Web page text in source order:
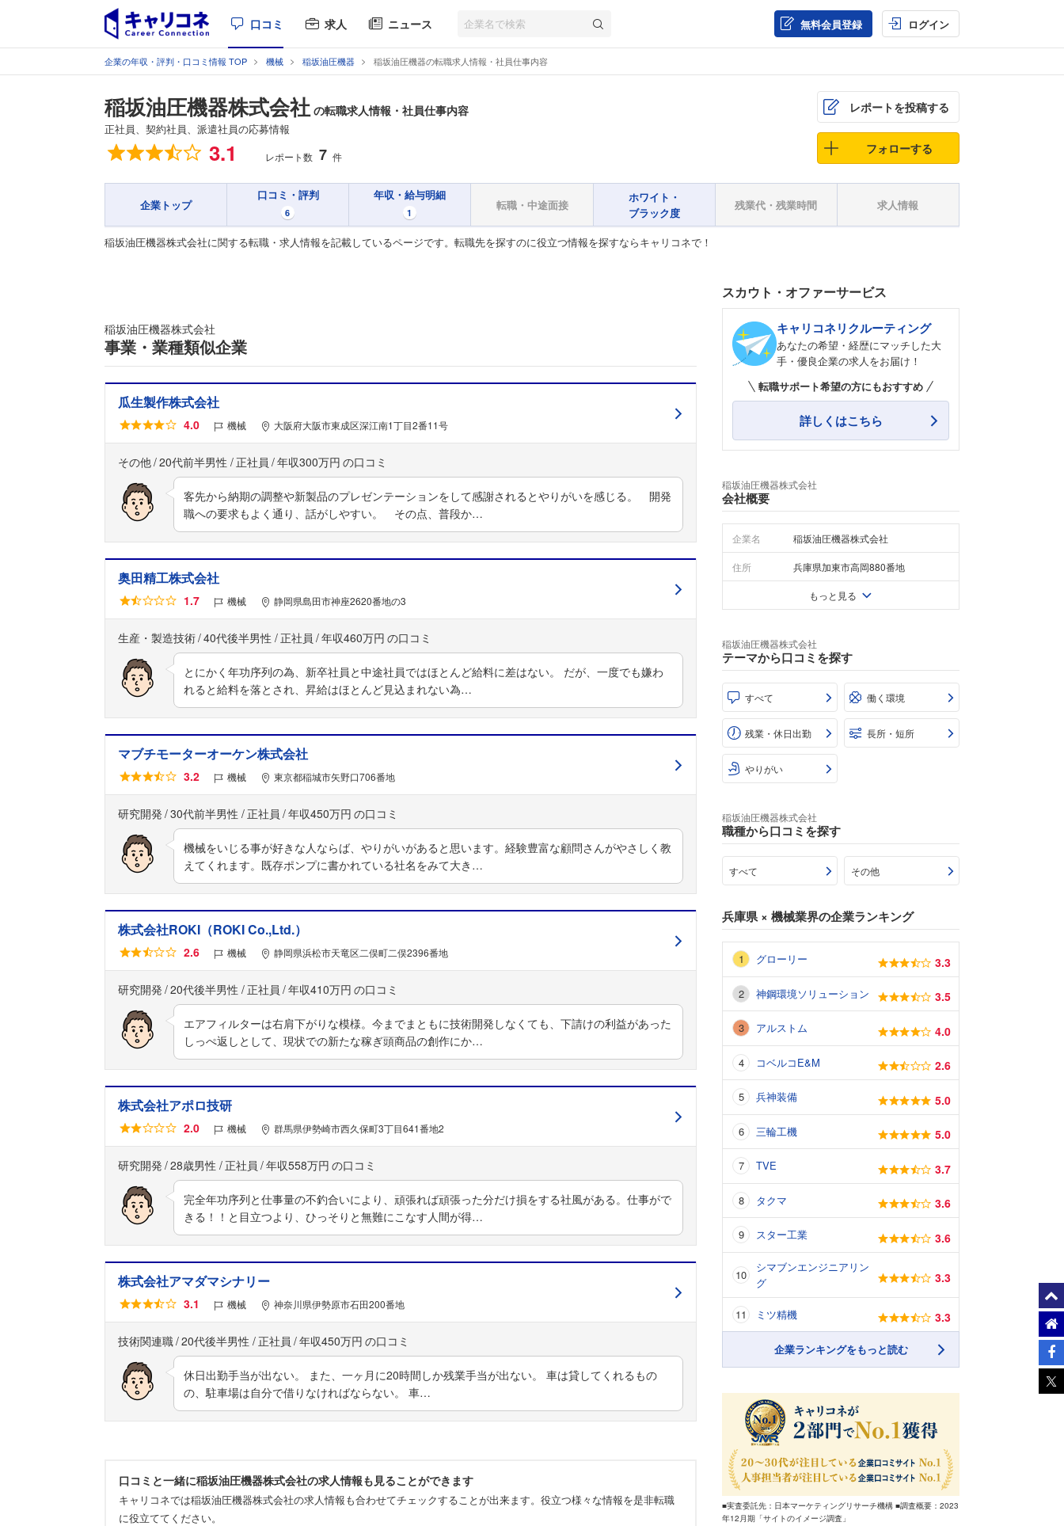
口コミ 求人 ニュース 無料会員登録 ログイン
企業の年収・評判・口コミ情報 TOP 機械 稲坂油圧機器 稲坂油圧機器の転職求人情報・社員仕事内容
稲坂油圧機器株式会社 の転職求人情報・社員仕事内容
正社員、契約社員、派遣社員の応募情報
総合評価 3.1 レポート数 7 件
レポートを投稿する
フォローする
企業トップ
口コミ・評判
6
年収・給与明細
1
転職・中途面接
ホワイト・
ブラック度
残業代・残業時間 求人情報
稲坂油圧機器株式会社に関する転職・求人情報を記載しているページです。転職先を探すのに役立つ情報を探すならキャリコネで！
こちらの企業もフォローしませんか？
稲坂油圧機器株式会社
事業・業種類似企業
瓜生製作株式会社
4.0 機械 大阪府大阪市東成区深江南1丁目2番11号
その他 20代前半男性 正社員 年収300万円
客先から納期の調整や新製品のプレゼンテーションをして感謝されるとやりがいを感じる。 開発
職への要求もよく通り、話がしやすい。 その点、普段か…
奥田精工株式会社
1.7 機械 静岡県島田市神座2620番地の3
生産・製造技術 40代後半男性 正社員 年収460万円
とにかく年功序列の為、新卒社員と中途社員ではほとんど給料に差はない。 だが、一度でも嫌わ
れると給料を落とされ、昇給はほとんど見込まれない為…
マブチモーターオーケン株式会社
3.2 機械 東京都稲城市矢野口706番地
研究開発 30代前半男性 正社員 年収450万円
機械をいじる事が好きな人ならば、やりがいがあると思います。経験豊富な顧問さんがやさしく教
えてくれます。既存ポンプに書かれている社名をみて大き…
株式会社ROKI（ROKI Co.,Ltd.）
2.6 機械 静岡県浜松市天竜区二俣町二俣2396番地
研究開発 20代後半男性 正社員 年収410万円
エアフィルターは右肩下がりな模様。今までまともに技術開発しなくても、下請けの利益があった
しっぺ返しとして、現状での新たな稼ぎ頭商品の創作にか…
株式会社アポロ技研
2.0 機械 群馬県伊勢崎市西久保町3丁目641番地2
研究開発 28歳男性 正社員 年収558万円
完全年功序列と仕事量の不釣合いにより、頑張れば頑張った分だけ損をする社風がある。仕事がで
きる！！と目立つより、ひっそりと無難にこなす人間が得…
株式会社アマダマシナリー
3.1 機械 神奈川県伊勢原市石田200番地
技術関連職 20代後半男性 正社員 年収450万円
休日出勤手当が出ない。 また、一ヶ月に20時間しか残業手当が出ない。 車は貸してくれるもの
の、駐車場は自分で借りなければならない。 車…
口コミと一緒に稲坂油圧機器株式会社の求人情報も見ることができます
キャリコネでは稲坂油圧機器株式会社の求人情報も合わせてチェックすることが出来ます。役立つ様々な情報を是非転職
に役立ててください。
スカウト・オファーサービス
キャリコネリクルーティング
あなたの希望・経歴にマッチした大
手・優良企業の求人をお届け！
転職サポート希望の方にもおすすめ
詳しくはこちら
稲坂油圧機器株式会社
会社概要
企業名 稲坂油圧機器株式会社
住所 兵庫県加東市高岡880番地
もっと見る
稲坂油圧機器株式会社
テーマから口コミを探す
すべて 働く環境
残業・休日出勤 長所・短所
やりがい
稲坂油圧機器株式会社
職種から口コミを探す
すべて その他
兵庫県× 機械業界の企業ランキング
グローリー 3.3
神鋼環境ソリューション 3.5
アルストム 4.0
コベルコE&M 2.6
兵神装備 5.0
三輪工機 5.0
TVE 3.7
タクマ 3.6
スター工業 3.6
シマブンエンジニアリン
グ
3.3
ミツ精機 3.3
企業ランキングをもっと読む
■実査委託先：日本マーケティングリサーチ機構 ■調査概要：2023
年12月期「サイトのイメージ調査」